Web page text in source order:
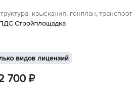
изыскания, генплан, транспорт
Стройплощадка
видов лицензий
700 ₽